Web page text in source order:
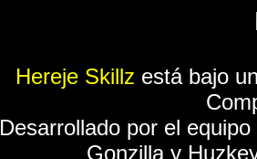
Hereje Skillz está bajo
Desarrollado por el
Gonzilla y